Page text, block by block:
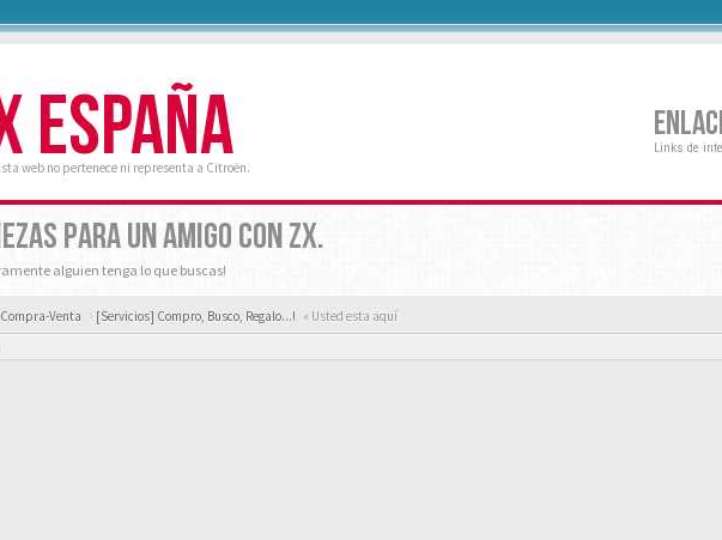
ESPAÑA
web no pertenece ni representa a Citroën.
Links de
PARA UN AMIGO CON ZX.
alguien tenga lo que buscas!
Venta [Servicios] Compro, Busco, Regalo...! « Usted esta aquí